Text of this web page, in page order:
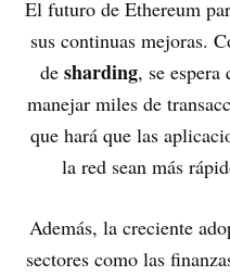
El futuro de Ethereum
sus continuas mejoras.
desharding, se espera
manejar miles de
que hará que las
la red sean más
Además, la creciente
sectores como las